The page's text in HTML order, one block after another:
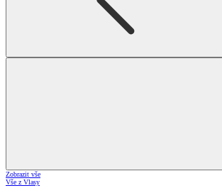
Zobrazit vše
Vše z Vlasy